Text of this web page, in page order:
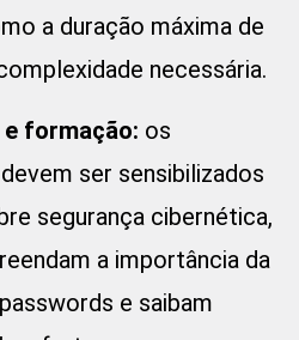
a duração máxima de
necessária.
formação: os
ser sensibilizados
segurança cibernética,
a importância da
e saibam